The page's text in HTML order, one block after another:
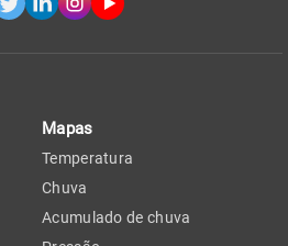
Mapas
Temperatura
Chuva
Acumulado de chuva